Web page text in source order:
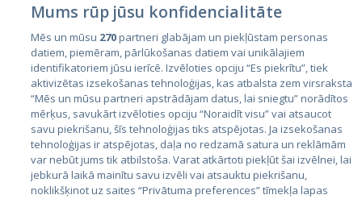
Valstis
Igaunija
Latvija
Lietuva
Mums rūp jūsu konfidencialitāte
Mēs un mūsu 270partneri glabājam un piekļūstam personas
datiem, piemēram, pārlūkošanas datiem vai unikālajiem
identifikatoriem jūsu ierīcē. Izvēloties opciju “Es piekrītu”, tiek
aktivizētas izsekošanas tehnoloģijas, kas atbalsta zem virsraksta
“Mēs un mūsu partneri apstrādājam datus, lai sniegtu” norādītos
mērķus, savukārt izvēloties opciju “Noraidīt visu” vai atsaucot
savu piekrišanu, šīs tehnoloģijas tiks atspējotas. Ja izsekošanas
tehnoloģijas ir atspējotas, daļa no redzamā satura un reklāmām
var nebūt jums tik atbilstoša. Varat atkārtoti piekļūt šai izvēlnei, lai
jebkurā laikā mainītu savu izvēli vai atsauktu piekrišanu,
noklikšķinot uz saites “Privātuma preferences” tīmekļa lapas